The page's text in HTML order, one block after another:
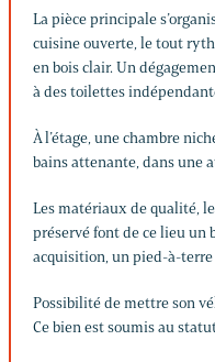
La pièce principale
cuisine ouverte, le tout
en bois clair. Un
à des toilettes
À l’étage, une chambre
bains attenante, dans une
Les matériaux de qualité,
préservé font de ce lieu un
acquisition, un pied-à-
Possibilité de mettre son
Ce bien est soumis au